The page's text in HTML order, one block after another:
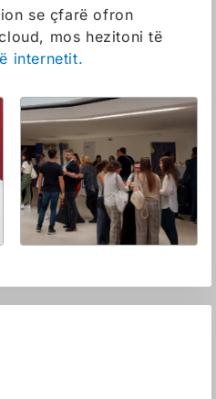
se çfarë ofron
mos hezitoni të
internetit.